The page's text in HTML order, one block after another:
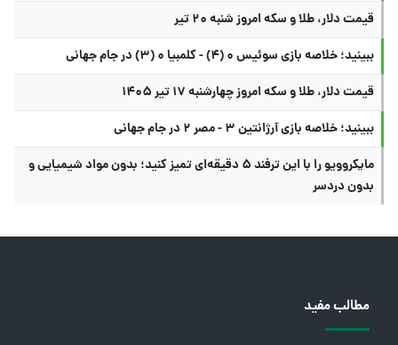
قیمت دلار، طلا و سکه امروز شنبه ۲۰ تیر
ببینید؛ خلاصه بازی سوئیس ۰ (۴) - کلمبیا ۰ (۳) در جام جهانی
قیمت دلار، طلا و سکه امروز چهارشنبه ۱۷ تیر ۱۴۰۵
ببینید؛ خلاصه بازی آرژانتین ۳ - مصر ۲ در جام جهانی
مایکروویو را با این ترفند ۵ دقیقه‌ای تمیز کنید؛ بدون مواد شیمیایی و
بدون دردسر
مطالب مفید